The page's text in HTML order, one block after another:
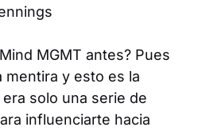
Mind MGMT antes? Pues
mentira y esto es la
solo una serie de
influenciarte hacia